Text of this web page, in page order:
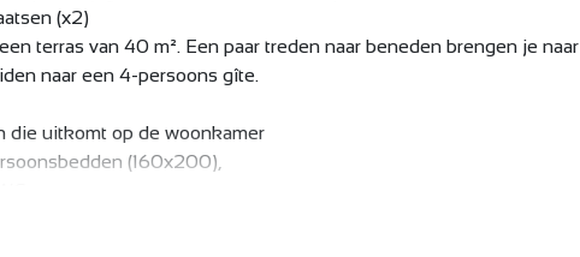
(x2)
terras van 40 m². Een paar treden naar beneden brengen je naar
naar een 4-persoons gîte.
die uitkomt op de woonkamer
(160x200),